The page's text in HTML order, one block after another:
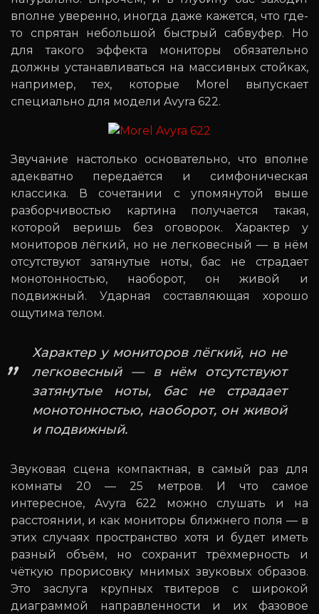
вполне уверенно, иногда даже кажется, что где-
то спрятан небольшой быстрый сабвуфер. Но
для такого эффекта мониторы обязательно
должны устанавливаться на массивных стойках,
например, тех, которые Morel выпускает
специально для модели Avyra 622.
Звучание настолько основательно, что вполне
адекватно передаётся и симфоническая
классика. В сочетании с упомянутой выше
разборчивостью картина получается такая,
которой веришь без оговорок. Характер у
мониторов лёгкий, но не легковесный — в нём
отсутствуют затянутые ноты, бас не страдает
монотонностью, наоборот, он живой и
подвижный. Ударная составляющая хорошо
ощутима телом.
Характер у мониторов лёгкий, но не
легковесный — в нём отсутствуют
затянутые ноты, бас не страдает
монотонностью, наоборот, он живой
и подвижный.
Звуковая сцена компактная, в самый раз для
комнаты 20 — 25 метров. И что самое
интересное, Avyra 622 можно слушать и на
расстоянии, и как мониторы ближнего поля — в
этих случаях пространство хотя и будет иметь
разный объём, но сохранит трёхмерность и
чёткую прорисовку мнимых звуковых образов.
Это заслуга крупных твитеров с широкой
диаграммой направленности и их фазовое